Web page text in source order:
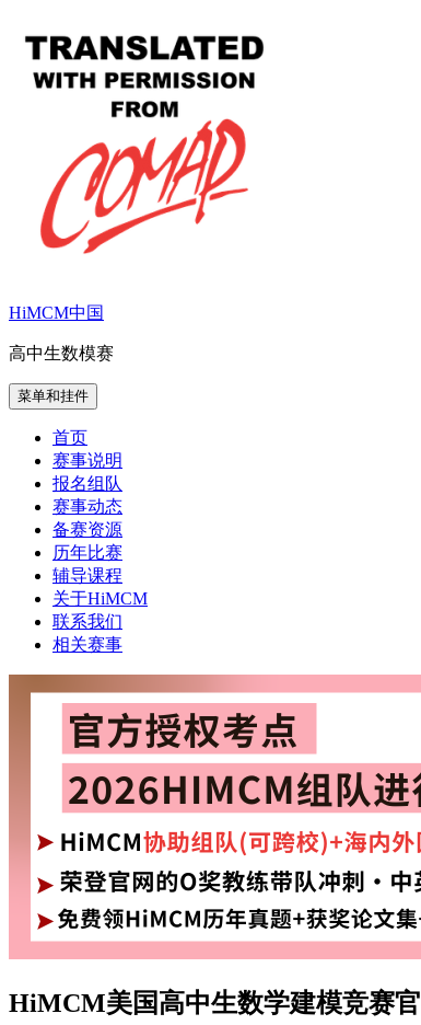
HiMCM中国
高中生数模赛
菜单和挂件
首页
赛事说明
报名组队
赛事动态
备赛资源
历年比赛
辅导课程
关于HiMCM
联系我们
相关赛事
HiMCM美国高中生数学建模竞赛